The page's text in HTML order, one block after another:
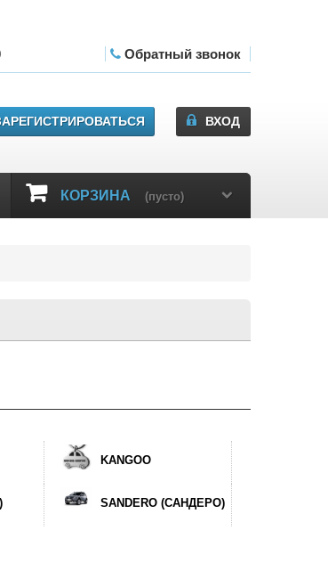
Обратный звонок
ВХОД
КОРЗИНА (пусто)
KANGOO
SANDERO (САНДЕРО)